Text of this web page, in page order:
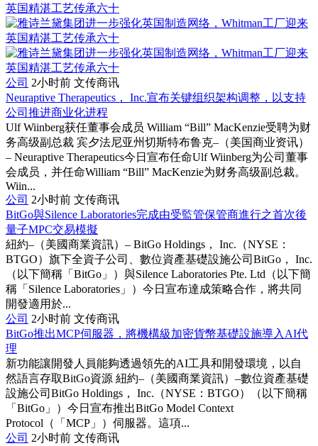
公司 2小时前 文传商讯
Neuraptive Therapeutics， Inc.宣布关键组织架构调整，以支持
公司推进商业化进程
Ulf Wiinberg获任董事会成员 William “Bill” MacKenzie受聘为财
务高级副总裁 宾夕法尼亚州切斯特布鲁克–（美国商业资讯）
– Neuraptive Therapeutics今日宣布任命Ulf Wiinberg为公司董事
会成员，并任命William “Bill” MacKenzie为财务高级副总裁。
Wiin...
公司 2小时前 文传商讯
BitGo與Silence Laboratories完成由受監管保管商進行之首次後
量子MPC交易模擬
紐約–（美國商業資訊）– BitGo Holdings， Inc.（NYSE：
BTGO）旗下全資子公司、數位資產基礎設施公司BitGo， Inc.
（以下簡稱「BitGo」）與Silence Laboratories Pte. Ltd（以下簡
稱「Silence Laboratories」）今日宣布達成策略合作，將共同
開發適用於...
公司 2小时前 文传商讯
BitGo推出MCP伺服器，將機構級加密貨幣基礎設施導入AI代
理
新功能讓開發人員能夠透過領先的AI工具和開發環境，以自
然語言存取BitGo資源 紐約–（美國商業資訊）–數位資產基礎
設施公司BitGo Holdings， Inc.（NYSE：BTGO）（以下簡稱
「BitGo」）今日宣布推出BitGo Model Context
Protocol（「MCP」）伺服器。這項...
公司 2小时前 文传商讯